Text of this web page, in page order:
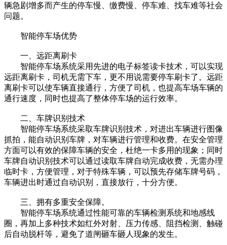
辆急剧增多而产生的停车慢、缴费慢、停车难、找车难等社会
问题。
智能停车场优势
一、远距离刷卡
智能停车场系统采用先进的电子标签读卡技术，可以实现
远距离刷卡，司机无需下车，更不用说需要停车刷卡了。远距
离刷卡可以使车辆直接通行，方便了司机，也提高车场车辆的
通行速度，同时也提高了整体停车场的运行效率。
二、车牌识别技术
智能停车场系统采取车牌识别技术，对进出车辆进行图像
抓拍，能自动识别车牌，对车辆进行管理和收费。在安全管理
方面可以有效的保障车辆的安全，杜绝一卡多用的现象；同时
车牌自动识别技术可以通过读取车牌自动完成收费，无需办理
临时卡，方便管理，对于特殊车辆，可以预先存储车牌号码，
车辆进出时通过自动识别，直接放行，十分方便。
三、拥有多重安全保障。
智能停车场系统通过性能可靠的车辆检测系统和地感线
圈，再加上多种技术如红外对射、压力传感、阻挡检测、触碰
后自动脱杆等，避免了道闸砸车砸人现象的发生。